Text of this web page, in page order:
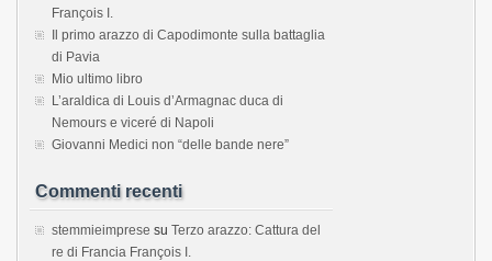
François I.
Il primo arazzo di Capodimonte sulla battaglia
di Pavia
Mio ultimo libro
L’araldica di Louis d’Armagnac duca di
Nemours e viceré di Napoli
Giovanni Medici non “delle bande nere”
Commenti recenti
stemmieimprese su Terzo arazzo: Cattura del
re di Francia François I.